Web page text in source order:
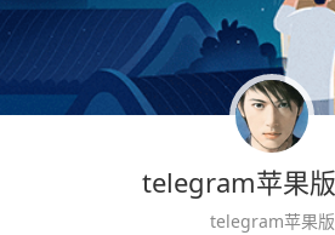
telegram苹果版
telegram苹果版